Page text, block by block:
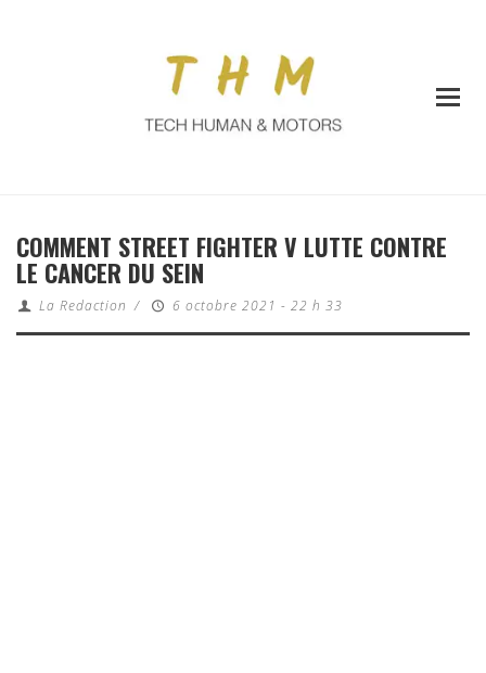
COMMENT STREET FIGHTER V LUTTE CONTRE
LE CANCER DU SEIN
La Redaction / 6 octobre 2021 - 22 h 33